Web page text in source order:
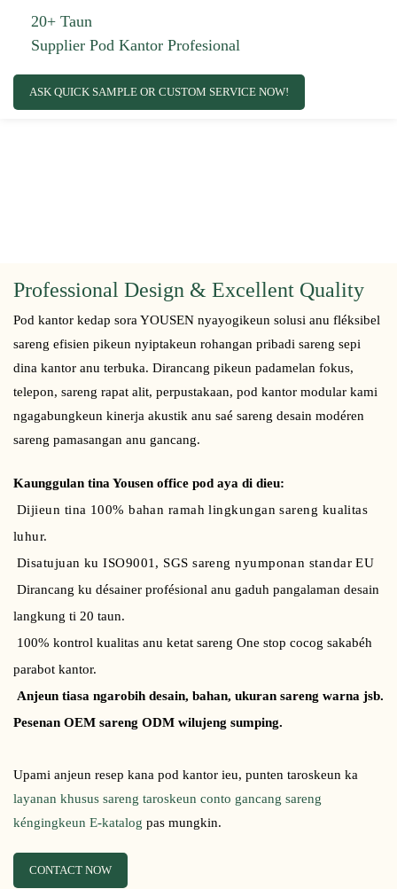
20+ Taun
Supplier Pod Kantor Profesional
ASK QUICK SAMPLE OR CUSTOM SERVICE NOW!
Professional Design & Excellent Quality
Pod kantor kedap sora YOUSEN nyayogikeun solusi anu fléksibel
sareng efisien pikeun nyiptakeun rohangan pribadi sareng sepi
dina kantor anu terbuka. Dirancang pikeun padamelan fokus,
telepon, sareng rapat alit, perpustakaan, pod kantor modular kami
ngagabungkeun kinerja akustik anu saé sareng desain modéren
sareng pamasangan anu gancang.
Kaunggulan tina Yousen office pod aya di dieu:
Dijieun tina 100% bahan ramah lingkungan sareng kualitas
luhur.
Disatujuan ku ISO9001, SGS sareng nyumponan standar EU
Dirancang ku désainer profésional anu gaduh pangalaman desain
langkung ti 20 taun.
100% kontrol kualitas anu ketat sareng One stop cocog sakabéh
parabot kantor.
Anjeun tiasa ngarobih desain, bahan, ukuran sareng warna jsb.
Pesenan OEM sareng ODM wilujeng sumping.
Upami anjeun resep kana pod kantor ieu, punten taroskeun ka
layanan khusus sareng taroskeun conto gancang sareng
kéngingkeun E-katalog pas mungkin.
CONTACT NOW